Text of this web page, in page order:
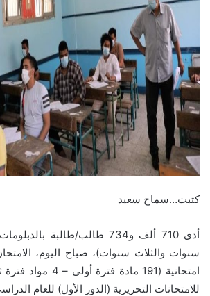
كتبت…سماح سعيد
أدى 710 ألف و734 طالب/طالبة
للامتحانات التحريرية (الدور الأول) للعام الدراسي 2021/